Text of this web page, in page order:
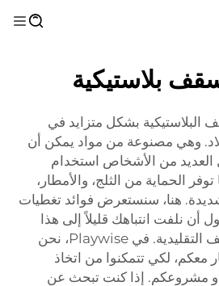
بلاستيكية
البلاستيكية بشكل متزايد في
وهي مصنوعة من مواد يمكن أن
العديد من الأشخاص استخدام
توفر الحماية من الثلج، والأمطار،
هنا، سنستعرض فوائد تغطيات
أن نلفت انتباهك قليلاً إلى هذا
البديل البلاستيكي للأسقف التقليدية. في Playwise، نحن
معكم، لكي تتمكنوا من اتخاذ
مشروعكم. إذا كنت تبحث عن